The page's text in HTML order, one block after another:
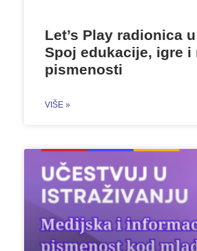
Let’s Play radionica
Spoj edukacije, igre i
pismenosti
VIŠE »